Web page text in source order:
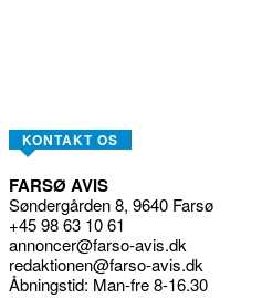
KONTAKT OS
FARSØ AVIS
Søndergården 8, 9640 Farsø
+45 98 63 10 61
annoncer@farso-avis.dk
redaktionen@farso-avis.dk
Åbningstid: Man-fre 8-16.30